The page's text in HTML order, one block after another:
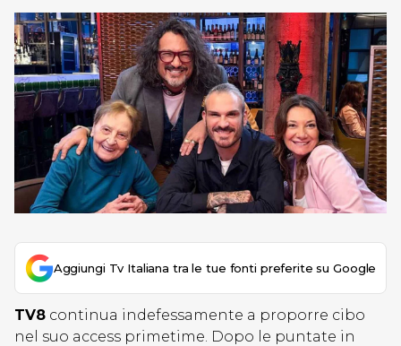
Aggiungi Tv Italiana tra le tue fonti preferite su Google
TV8 continua indefessamente a proporre cibo
nel suo access primetime. Dopo le puntate in